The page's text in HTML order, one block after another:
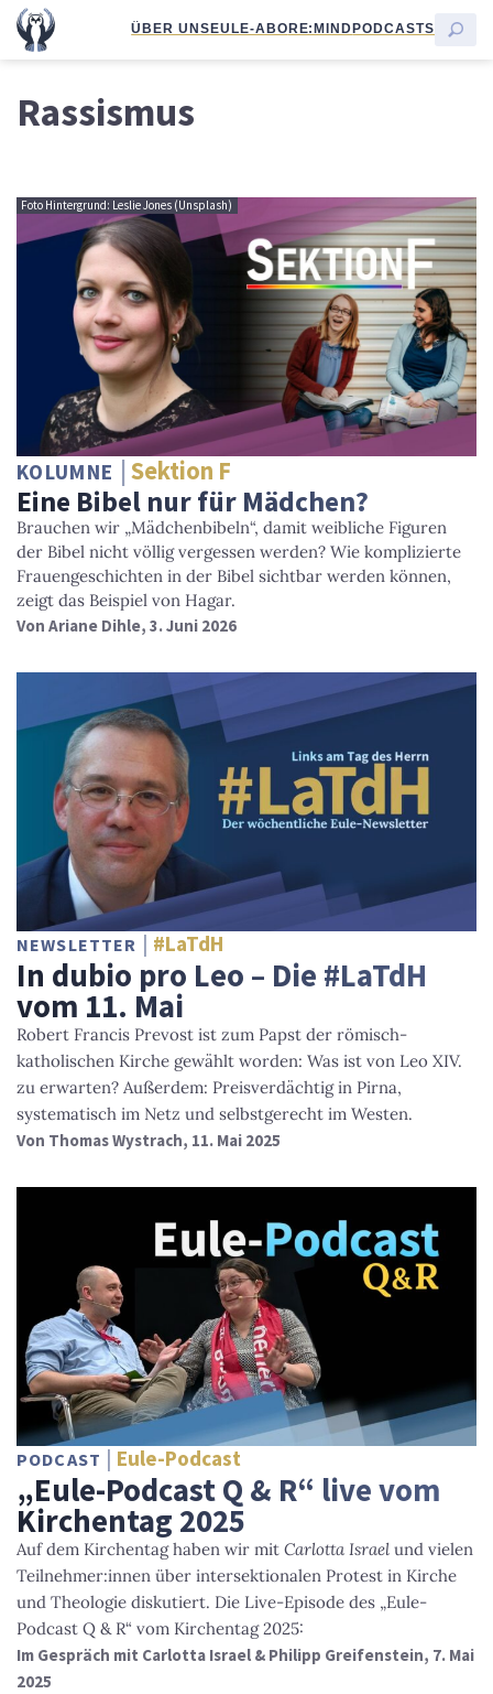
ÜBER UNSEULE-ABORE:MINDPODCASTS
Rassismus
Foto Hintergrund: Leslie Jones (Unsplash)
KOLUMNE Sektion F
Eine Bibel nur für Mädchen?
Brauchen wir „Mädchenbibeln“, damit weibliche Figuren
der Bibel nicht völlig vergessen werden? Wie komplizierte
Frauengeschichten in der Bibel sichtbar werden können,
zeigt das Beispiel von Hagar.
Von Ariane Dihle, 3. Juni 2026
NEWSLETTER #LaTdH
In dubio pro Leo – Die #LaTdH
vom 11. Mai
Robert Francis Prevost ist zum Papst der römisch-
katholischen Kirche gewählt worden: Was ist von Leo XIV.
zu erwarten? Außerdem: Preisverdächtig in Pirna,
systematisch im Netz und selbstgerecht im Westen.
Von Thomas Wystrach, 11. Mai 2025
PODCAST Eule-Podcast
„Eule-Podcast Q & R“ live vom
Kirchentag 2025
Auf dem Kirchentag haben wir mit Carlotta Israel und vielen
Teilnehmer:innen über intersektionalen Protest in Kirche
und Theologie diskutiert. Die Live-Episode des „Eule-
Podcast Q & R“ vom Kirchentag 2025:
Im Gespräch mit Carlotta Israel & Philipp Greifenstein, 7. Mai
2025